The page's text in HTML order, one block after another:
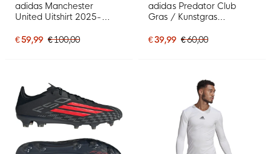
adidas Manchester
United Uitshirt 2025-
€ 59,99 € 100,00
adidas Predator Club
Gras / Kunstgras
Zwart Wit Rood
€ 39,99 € 60,00